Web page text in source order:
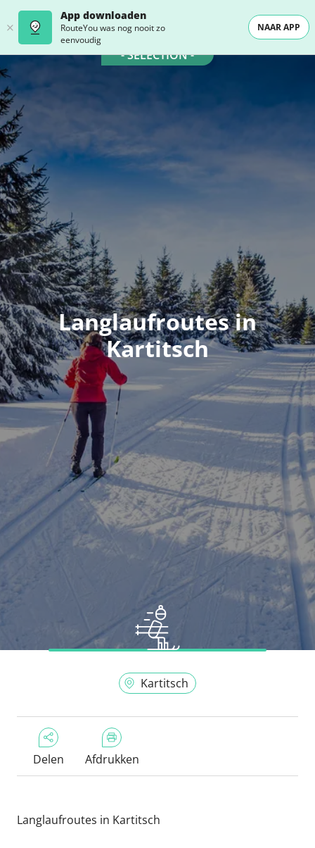
App downloaden
RouteYou was nog nooit zo
eenvoudig
NAAR APP
- SELECTION -
Langlaufroutes in
Kartitsch
Kartitsch
Delen Afdrukken
Langlaufroutes in Kartitsch